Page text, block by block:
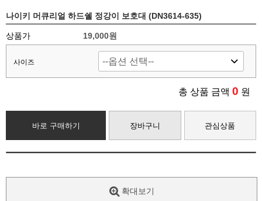
나이키 머큐리얼 하드쉘 정강이 보호대 (DN3614-635)
상품가 19,000원
사이즈
총 상품 금액 0 원
바로 구매하기 장바구니 관심상품
확대보기